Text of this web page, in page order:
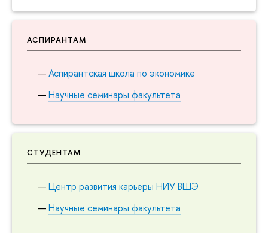
АСПИРАНТАМ
Аспирантская школа по экономике
Научные семинары факультета
СТУДЕНТАМ
Центр развития карьеры НИУ ВШЭ
Научные семинары факультета